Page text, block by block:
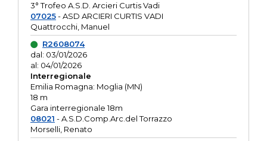
3° Trofeo A.S.D. Arcieri Curtis Vadi
07025- ASD ARCIERI CURTIS VADI
Quattrocchi, Manuel
R2608074
dal: 03/01/2026
al: 04/01/2026
Interregionale
Emilia Romagna: Moglia (MN)
18 m
Gara interregionale 18m
08021 - A.S.D.Comp.Arc.del Torrazzo
Morselli, Renato